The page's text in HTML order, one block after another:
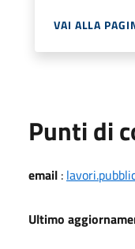
VAI ALLA
Punti di
email :
Ultimo